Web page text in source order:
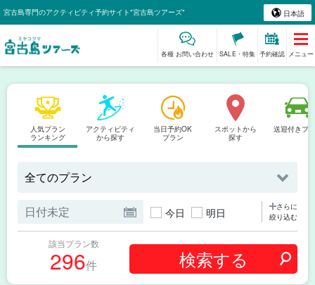
宮古島専門のアクティビティ予約サイト"宮古島ツアーズ" 日本語
各種 お問い合わせ SALE・特集 予約確認 メニュー
人気プラン
ランキング
アクティビティ
から探す
当日予約OK
プラン
スポットから
探す
送迎付きプ
今日 明日
さらに
絞り込む
該当プラン数
296件